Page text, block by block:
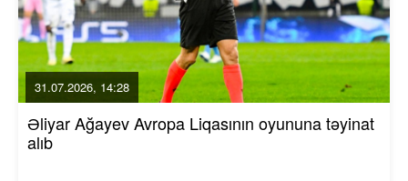
31.07.2026, 14:28
Əliyar Ağayev Avropa Liqasının oyununa təyinat
alıb